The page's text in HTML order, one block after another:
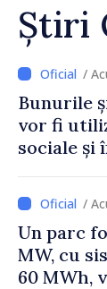
Știri
/
Bunurile
vor fi
sociale și
/
Un parc
MW, cu
60 MWh,